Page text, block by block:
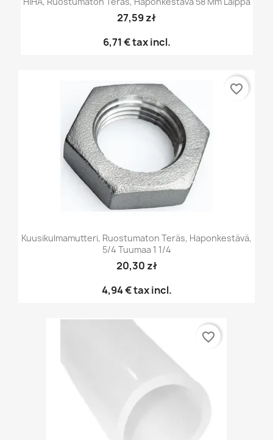
27,59 zł
6,71 €tax incl.
Kuusikulmamutteri, Ruostumaton Teräs, Haponkestävä,
5/4 Tuumaa 1 1/4
20,30 zł
4,94 €tax incl.
favorite_border
favorite_border